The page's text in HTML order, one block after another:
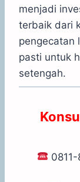
menjadi
terbaik dari
pengecatan
pasti untuk
setengah.